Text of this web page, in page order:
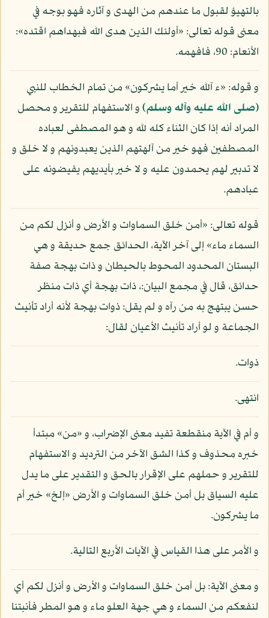
بالتهيؤ لقبول ما عندهم من الهدى و آثاره فهو بوجه في
معنى قوله تعالى: «أولئك الذين هدى الله فبهداهم اقتده»:
الأنعام: 90، فافهمه.
و قوله: «ء آلله خير أما يشركون» من تمام الخطاب للنبي
(صلى الله عليه وآله وسلم)و الاستفهام للتقرير و محصل
المراد أنه إذا كان الثناء كله لله و هو المصطفى لعباده
المصطفين فهو خير من آلهتهم الذين يعبدونهم و لا خلق و
لا تدبير لهم يحمدون عليه و لا خير بأيديهم يفيضونه على
عبادهم.
قوله تعالى: «أمن خلق السماوات و الأرض و أنزل لكم من
السماء ماء» إلى آخر الآية، الحدائق جمع حديقة و هي
البستان المحدود المحوط بالحيطان و ذات بهجة صفة
حدائق، قال في مجمع البيان:، ذات بهجة أي ذات منظر
حسن يبتهج به من رآه و لم يقل: ذوات بهجة لأنه أراد تأنيث
الجماعة و لو أراد تأنيث الأعيان لقال:
ذوات.
انتهى.
و أم في الآية منقطعة تفيد معنى الإضراب، و «من» مبتدأ
خبره محذوف و كذا الشق الآخر من الترديد و الاستفهام
للتقرير و حملهم على الإقرار بالحق و التقدير على ما يدل
عليه السياق بل أمن خلق السماوات و الأرض «إلخ» خير أم
ما يشركون.
و الأمر على هذا القياس في الآيات الأربع التالية.
و معنى الآية: بل أمن خلق السماوات و الأرض و أنزل لكم أي
لنفعكم من السماء و هي جهة العلو ماء و هو المطر فأنبتنا